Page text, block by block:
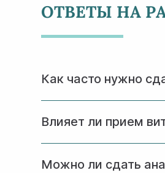
ОТВЕТЫ НА
Как часто нужно
Влияет ли прием
Можно ли сдать